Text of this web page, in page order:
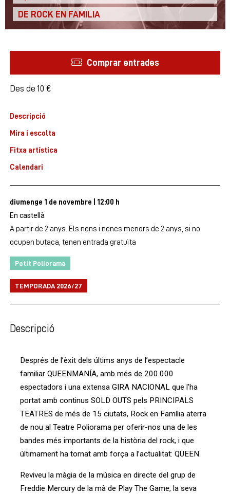
DE ROCK EN FAMILIA
Comprar entrades
Des de Des de
10 €
Descripció
Mira i escolta
Fitxa artística
Calendari
diumenge 1 de novembre 12:00 h
En castellà
A partir de 2 anys. Els nens i nenes menors de 2 anys, si no
ocupen butaca, tenen entrada gratuïta
Petit Poliorama
TEMPORADA 2026/27
Descripció
Després de l’èxit dels últims anys de l’espectacle
familiar QUEENMANÍA, amb més de 200.000
espectadors i una extensa GIRA NACIONAL que l’ha
portat amb continus SOLD OUTS pels PRINCIPALS
TEATRES de més de 15 ciutats, Rock en Família aterra
de nou al Teatre Poliorama per oferir-nos una de les
bandes més importants de la història del rock, i que
últimament ha tornat amb força a l’actualitat: QUEEN.
Reviveu la màgia de la música en directe del grup de
Freddie Mercury de la mà de Play The Game, la seva